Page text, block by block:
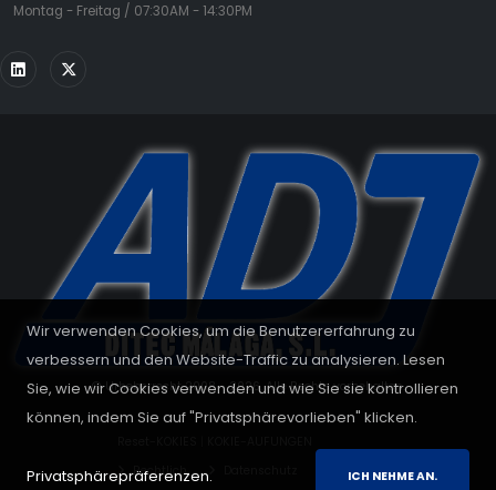
Wir verwenden Cookies, um die Benutzererfahrung zu
verbessern und den Website-Traffic zu analysieren. Lesen
Sie, wie wir Cookies verwenden und wie Sie sie kontrollieren
können, indem Sie auf "Privatsphärevorlieben" klicken.
Privatsphärepräferenzen. ICH NEHME AN.
Montag - Freitag / 07:30AM - 14:30PM
© Urheberrecht 2008 - 2026. Alle Rechte vorbehalten.
Rechtlich
Cookies